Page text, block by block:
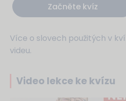
Začněte kvíz
Více o slovech použitých v
videu.
Video lekce ke kvízu